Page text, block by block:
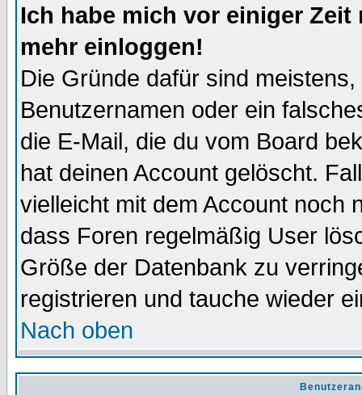
Ich habe mich vor einiger
mehr einloggen!
Die Gründe dafür sind
Benutzernamen oder ein
die E-Mail, die du vom Board
hat deinen Account gelöscht.
vielleicht mit dem Account noch
dass Foren regelmäßig User
Größe der Datenbank zu
registrieren und tauche wieder
Nach oben